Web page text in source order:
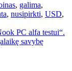
, galima,
, nusipirkti, USD,
PC alfa testui“.
savybę